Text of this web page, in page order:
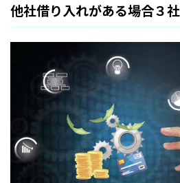
他社借り入れがある場合３